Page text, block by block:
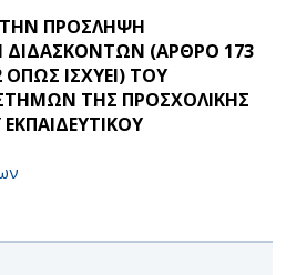
ΤΗΝ ΠΡΟΣΛΗΨΗ
(ΑΡΘΡΟ 173
ΟΠΩΣ ΙΣΧΥΕΙ) ΤΟΥ
ΤΗΣ ΠΡΟΣΧΟΛΙΚΗΣ